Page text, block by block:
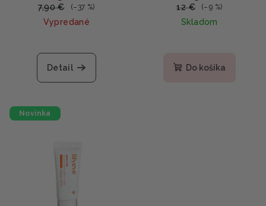
omladzujúci krém na
nohy 100ml
7,90 € (–37 %)
Vypredané
Detail
pokožku hlavy s Gua Sha
12 € (–9 %)
Skladom
Do košíka
Novinka